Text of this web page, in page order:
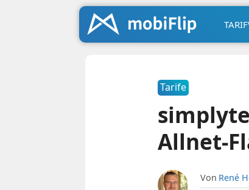
Tarife
Allnet-
Von René